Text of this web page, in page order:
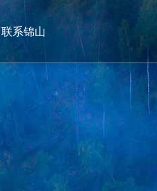
联系锦山
0536-4736265
13953628927